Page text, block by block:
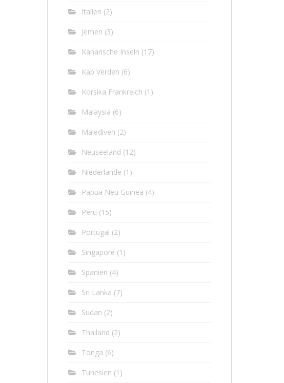
Italien (2)
Jemen (3)
Kanarische Inseln (17)
Kap Verden (6)
Korsika Frankreich (1)
Malaysia (6)
Malediven (2)
Neuseeland (12)
Niederlande (1)
Papua Neu Guinea (4)
Peru (15)
Portugal (2)
Singapore (1)
Spanien (4)
Sri Lanka (7)
Sudan (2)
Thailand (2)
Tonga (6)
Tunesien (1)